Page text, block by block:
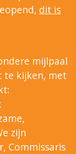
dit is
mijlpaal
te kijken, met
zijn
Commissaris